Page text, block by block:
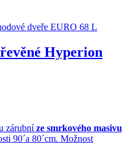
dveře EURO 68 L
Hyperion
zárubníze smrkového masivu
90´a 80´cm. Možnost